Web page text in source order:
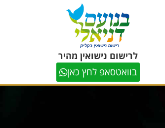
לרישום נישואין מהיר
בוואטסאפ לחץ כאן